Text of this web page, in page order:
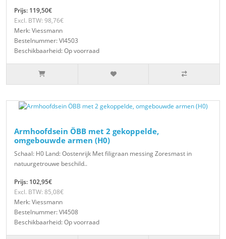
Prijs: 119,50€
Excl. BTW: 98,76€
Merk: Viessmann
Bestelnummer: VI4503
Beschikbaarheid: Op voorraad
Armhoofdsein ÖBB met 2 gekoppelde,
omgebouwde armen (H0)
Schaal: H0 Land: Oostenrijk Met filigraan messing Zoresmast in
natuurgetrouwe beschild..
Prijs: 102,95€
Excl. BTW: 85,08€
Merk: Viessmann
Bestelnummer: VI4508
Beschikbaarheid: Op voorraad